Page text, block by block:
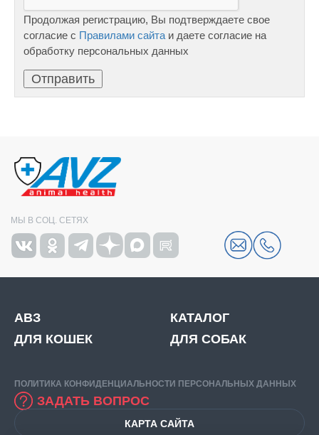
Продолжая регистрацию, Вы подтверждаете свое
согласие с Правилами сайта и даете согласие на
обработку персональных данных
МЫ В СОЦ. СЕТЯХ
АВЗ
КАТАЛОГ
ДЛЯ КОШЕК
ДЛЯ СОБАК
ПОЛИТИКА КОНФИДЕНЦИАЛЬНОСТИ ПЕРСОНАЛЬНЫХ ДАННЫХ
ЗАДАТЬ ВОПРОС
КАРТА САЙТА